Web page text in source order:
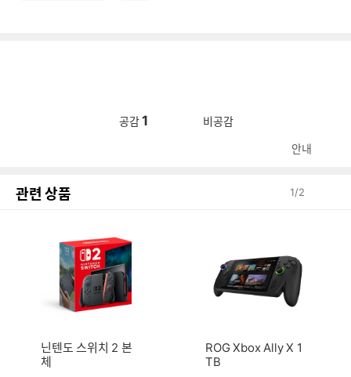
공감 1 비공감
안내
관련 상품 1/2
닌텐도 스위치 2 본
체
ROG Xbox Ally X 1
TB